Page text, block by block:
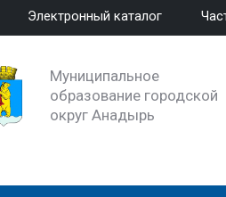
Электронный каталог
Муниципальное
образование городской
округ Анадырь